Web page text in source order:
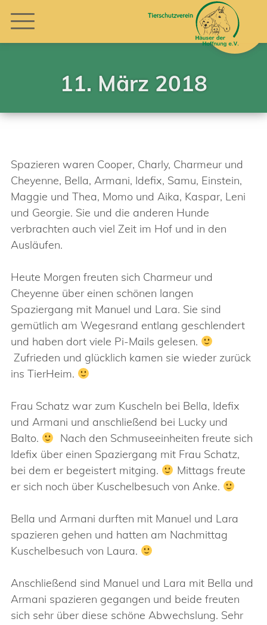
11. März 2018
Spazieren waren Cooper, Charly, Charmeur und
Cheyenne, Bella, Armani, Idefix, Samu, Einstein,
Maggie und Thea, Momo und Aika, Kaspar, Leni
und Georgie. Sie und die anderen Hunde
verbrachten auch viel Zeit im Hof und in den
Ausläufen.
Heute Morgen freuten sich Charmeur und
Cheyenne über einen schönen langen
Spaziergang mit Manuel und Lara. Sie sind
gemütlich am Wegesrand entlang geschlendert
und haben dort viele Pi-Mails gelesen.
Zufrieden und glücklich kamen sie wieder zurück
ins TierHeim.
Frau Schatz war zum Kuscheln bei Bella, Idefix
und Armani und anschließend bei Lucky und
Balto.
Nach den Schmuseeinheiten freute sich
Idefix über einen Spaziergang mit Frau Schatz,
bei dem er begeistert mitging.
Mittags freute
er sich noch über Kuschelbesuch von Anke.
Bella und Armani durften mit Manuel und Lara
spazieren gehen und hatten am Nachmittag
Kuschelbesuch von Laura.
Anschließend sind Manuel und Lara mit Bella und
Armani spazieren gegangen und beide freuten
sich sehr über diese schöne Abwechslung. Sehr